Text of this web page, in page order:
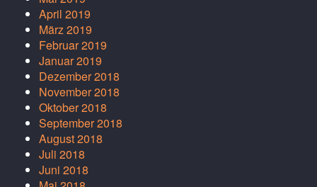
April 2019
März 2019
Februar 2019
Januar 2019
Dezember 2018
November 2018
Oktober 2018
September 2018
August 2018
Juli 2018
Juni 2018